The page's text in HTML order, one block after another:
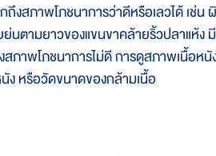
ภาพโภชนาการว่าดีหรือเลวได้ เช่น ผิ
ตามยาวของแขนขาคล้ายริ้วปลาแห้ง มี
าพโภชนาการไม่ดี การดูสภาพเนื้อหนั
ง หรือวัดขนาดของกล้ามเนื้อ